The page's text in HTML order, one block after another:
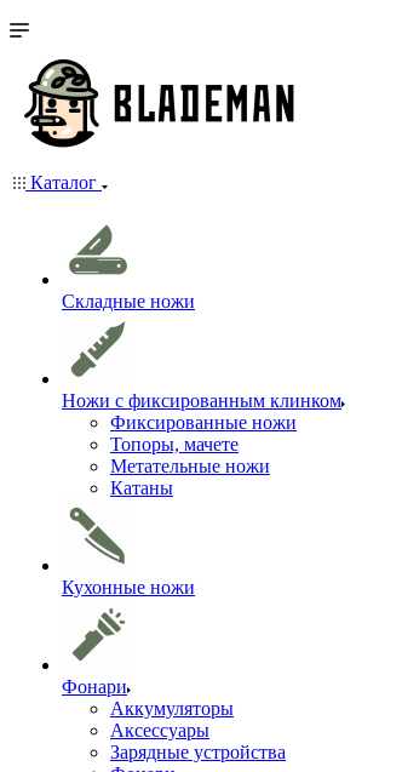
Каталог
Складные ножи
Ножи с фиксированным клинком
Фиксированные ножи
Топоры, мачете
Метательные ножи
Катаны
Кухонные ножи
Фонари
Аккумуляторы
Аксессуары
Зарядные устройства